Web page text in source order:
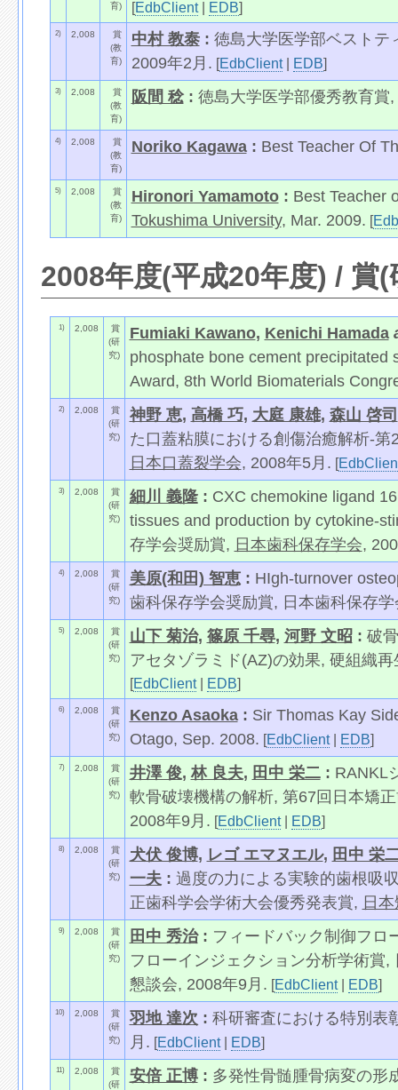
育) [EdbClient| EDB]
2) 2,008
賞
(教
育)
中村 教泰: 徳島大学医学部ベスト
2009年2月. [EdbClient| EDB]
3) 2,008
賞
(教
育)
阪間 稔: 徳島大学医学部優秀教育賞,
4) 2,008
賞
(教
育)
Noriko Kagawa: Best Teacher Of
5) 2,008
賞
(教
育)
Hironori Yamamoto: Best Teacher
Tokushima University, Mar. 2009. [
2008年度(平成20年度) / 賞(
1) 2,008
賞
(研
究)
Fumiaki Kawano, Kenichi Hamada
phosphate bone cement precipitated
Award, 8th World Biomaterials
2) 2,008
賞
(研
究)
神野 恵, 高橋 巧, 大庭 康雄, 森山 啓司
た口蓋粘膜における創傷治癒解析-
日本口蓋裂学会, 2008年5月. [
3) 2,008
賞
(研
究)
細川 義隆: CXC chemokine ligand
tissues and production by cytokine-
存学会奨励賞, 日本歯科保存学会,
4) 2,008
賞
(研
究)
美原(和田) 智恵: HIgh-turnover
歯科保存学会奨励賞, 日本歯科保存
5) 2,008
賞
(研
究)
山下 菊治, 篠原 千尋, 河野 文昭: 破
アセタゾラミド(AZ)の効果, 硬組織
[EdbClient| EDB]
6) 2,008
賞
(研
究)
Kenzo Asaoka: Sir Thomas Kay
Otago, Sep. 2008. [EdbClient| EDB]
7) 2,008
賞
(研
究)
井澤 俊, 林 良夫, 田中 栄二: RANKL
軟骨破壊機構の解析, 第67回日本矯
2008年9月. [EdbClient| EDB]
8) 2,008
賞
(研
究)
犬伏 俊博, レゴ エマヌエル, 田中 栄
一夫: 過度の力による実験的歯根吸
正歯科学会学術大会優秀発表賞, 日
9) 2,008
賞
(研
究)
田中 秀治: フィードバック制御フロ
フローインジェクション分析学術賞
懇談会, 2008年9月. [EdbClient| EDB]
10) 2,008
賞
(研
究)
羽地 達次 : 科研審査における特別表
月. [EdbClient| EDB]
11) 2,008
賞
(研
安倍 正博: 多発性骨髄腫骨病変の形